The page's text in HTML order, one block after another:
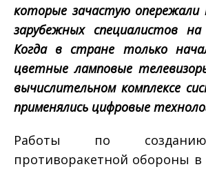
которые зачастую опережали
зарубежных специалистов
Когда в стране только
цветные ламповые
вычислительном комплексе
применялись цифровые
Работы по
противоракетной обороны